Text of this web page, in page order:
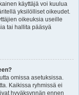
käyttäjä voi kuulua
yksilölliset oikeudet.
oikeuksia useille
tai hallita pääsyä
omissa asetuksissa.
Kaikissa ryhmissä ei
hyväksynnän ennen